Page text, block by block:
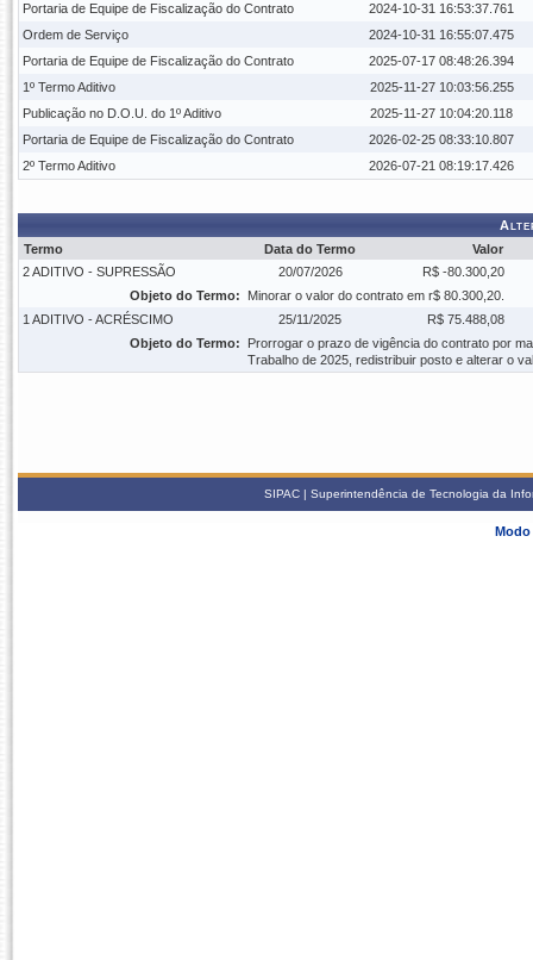
Portaria de Equipe de Fiscalização do Contrato
2024-10-31 16:53:37.761
Ordem de Serviço
2024-10-31 16:55:07.475
Portaria de Equipe de Fiscalização do Contrato
2025-07-17 08:48:26.394
1º Termo Aditivo
2025-11-27 10:03:56.255
Publicação no D.O.U. do 1º Aditivo
2025-11-27 10:04:20.118
Portaria de Equipe de Fiscalização do Contrato
2026-02-25 08:33:10.807
2º Termo Aditivo
2026-07-21 08:19:17.426
Termo
Data do Termo
Valor
2 ADITIVO - SUPRESSÃO
20/07/2026
R$ -80.300,20
Objeto do Termo:
Minorar o valor do contrato em r$ 80.300,20.
1 ADITIVO - ACRÉSCIMO
25/11/2025
R$ 75.488,08
Objeto do Termo:
Prorrogar o prazo de vigência do contrato por
Trabalho de 2025, redistribuir posto e alterar o
SIPAC | Superintendência de Tecnologia da
Modo